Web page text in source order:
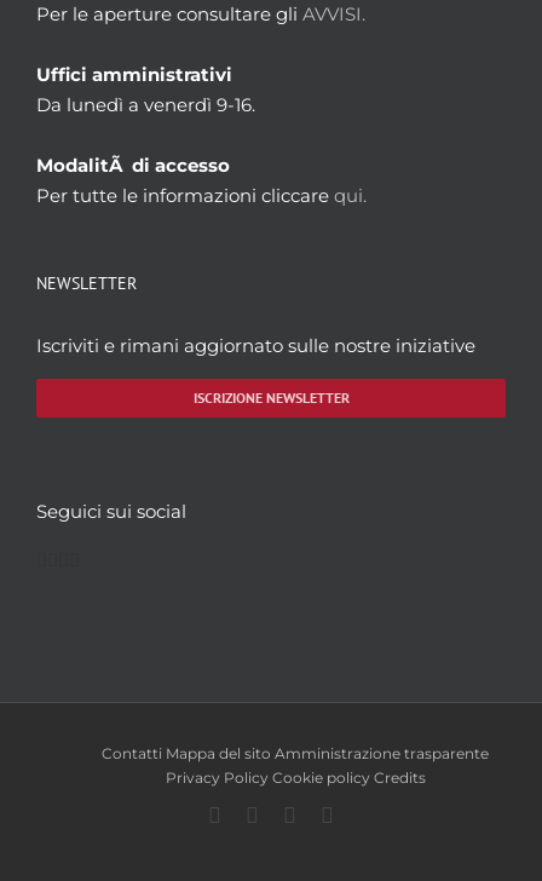
Per le aperture consultare gli AVVISI.
Uffici amministrativi
Da lunedì a venerdì 9-16.
ModalitÃ di accesso
Per tutte le informazioni cliccare qui.
NEWSLETTER
Iscriviti e rimani aggiornato sulle nostre iniziative
ISCRIZIONE NEWSLETTER
Seguici sui social
Contatti Mappa del sito Amministrazione trasparente
Privacy Policy Cookie policy Credits
Facebook
TwitterYouTube